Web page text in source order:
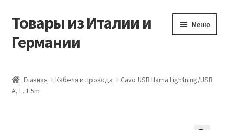
Перейти
навигации
Перейти
содержимому
Товары из Италии и
Германии
Меню
Виды доставки
Главная Кабеля и провода
Cavo USB Hama Lightning/USB
A, L. 1.5m